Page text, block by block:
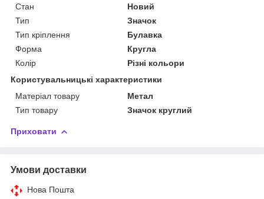
Стан
Новий
Тип
Значок
Тип кріплення
Булавка
Форма
Кругла
Колір
Різні кольори
Користувальницькі характеристики
Матеріал товару
Метал
Тип товару
Значок круглий
Приховати
Умови доставки
Нова Пошта